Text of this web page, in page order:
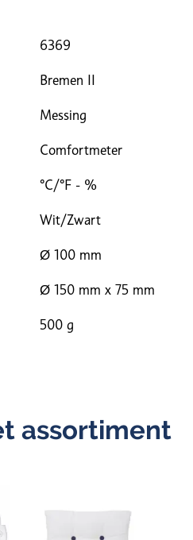
6369
Bremen II
Messing
Comfortmeter
°C/°F - %
Wit/Zwart
Ø 100 mm
Ø 150 mm x 75 mm
500 g
assortiment